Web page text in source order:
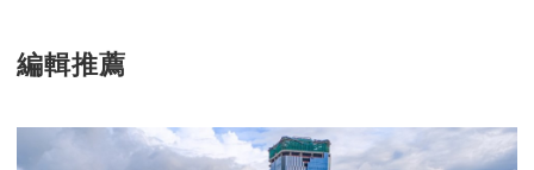
編輯推薦